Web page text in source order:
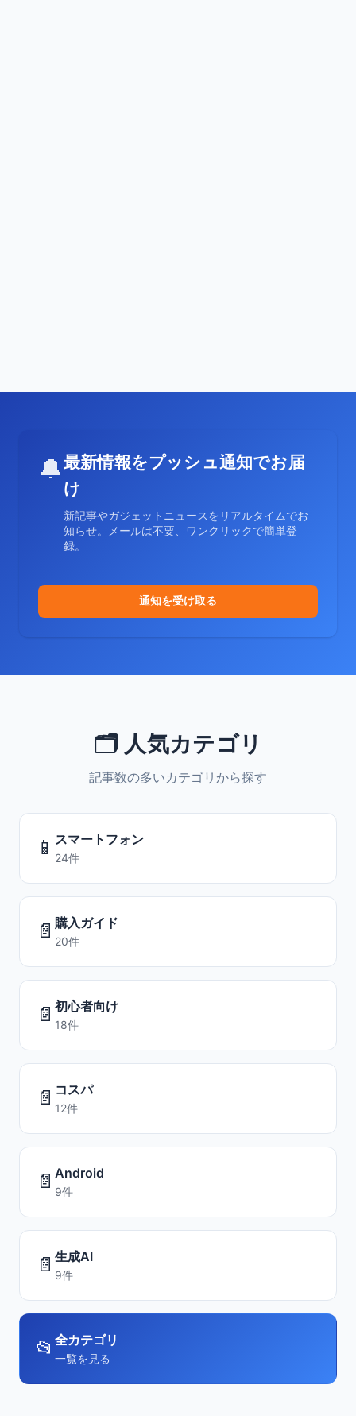
🔔最新情報をプッシュ通知でお届
け
新記事やガジェットニュースをリアルタイムでお
知らせ。メールは不要、ワンクリックで簡単登
録。
通知を受け取る
🗂️ 人気カテゴリ
記事数の多いカテゴリから探す
📱 スマートフォン
24件
📄 購入ガイド
20件
📄 初心者向け
18件
📄 コスパ
12件
📄 Android
9件
📄 生成AI
9件
📂 全カテゴリ
一覧を見る